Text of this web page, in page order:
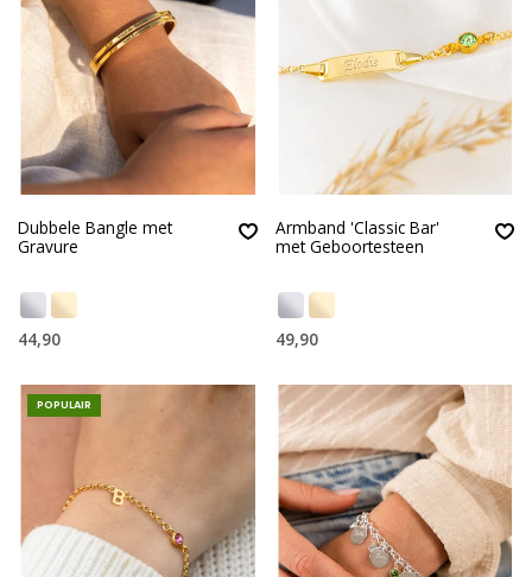
Dubbele Bangle met
Gravure
44,90
Armband 'Classic Bar'
met Geboortesteen
49,90
POPULAIR